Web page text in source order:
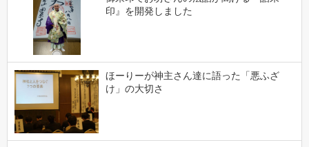
印』を開発しました
ほーりーが神主さん達に語った「悪ふざ
け」の大切さ